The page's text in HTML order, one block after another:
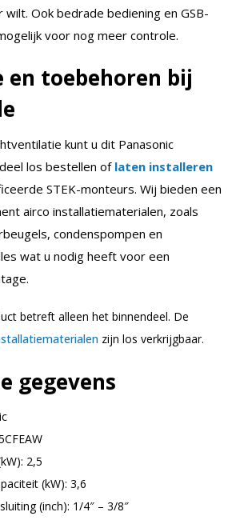
wilt. Ook bedrade bediening en GSB-
voor nog meer controle.
toebehoren bij
kunt u dit Panasonic
los bestellen of laten installeren
STEK-monteurs. Wij bieden een
airco installatiematerialen, zoals
condenspompen en
wat u nodig heeft voor een
betreft alleen het binnendeel. De
zijn los verkrijgbaar.
gegevens
2,5
(kW): 3,6
(inch): 1/4″ – 3/8″